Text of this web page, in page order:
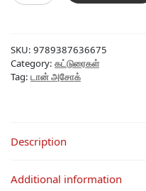
SKU: 9789387636675
Category: கட்டுரைகள்
Tag: டான் அசோக்
Description
Additional information